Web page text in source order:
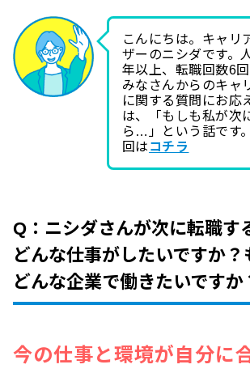
こんにちは。キャリ
ザーのニシダです。
年以上、転職回数6回
みなさんからのキャ
に関する質問にお応
は、「 もしも私が次
ら…」という 話です。
回は コチラ
Q：ニシダさんが次に転職す
どんな仕事がしたいですか？
どんな企業で働きたいですか
今の仕事と環境が自分に